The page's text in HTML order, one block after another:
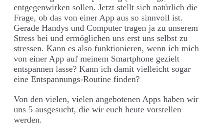
entgegenwirken sollen. Jetzt stellt sich natürlich die
Frage, ob das von einer App aus so sinnvoll ist.
Gerade Handys und Computer tragen ja zu unserem
Stress bei und ermöglichen uns erst uns selbst zu
stressen. Kann es also funktionieren, wenn ich mich
von einer App auf meinem Smartphone gezielt
entspannen lasse? Kann ich damit vielleicht sogar
eine Entspannungs-Routine finden?
Von den vielen, vielen angebotenen Apps haben wir
uns 5 ausgesucht, die wir euch heute vorstellen
werden.